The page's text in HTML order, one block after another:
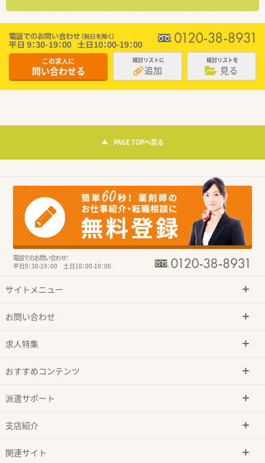
この求人に
問い合わせる
検討リストに
追加
検討リストを
見る
PAGE TOPへ戻る
電話でのお問い合わせ：
平日9：30-19：00 土日10：00-19：00
サイトメニュー
お問い合わせ
求人特集
おすすめコンテンツ
派遣サポート
支店紹介
関連サイト